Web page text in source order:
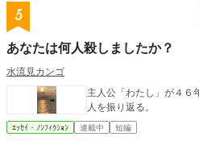
5
あなたは何人殺しましたか？
水流見カンゴ
主人公「わたし」が４６
人を振り返る。
ｴｯｾｲ・ﾉﾝﾌｨｸｼｮﾝ 連載中 短編